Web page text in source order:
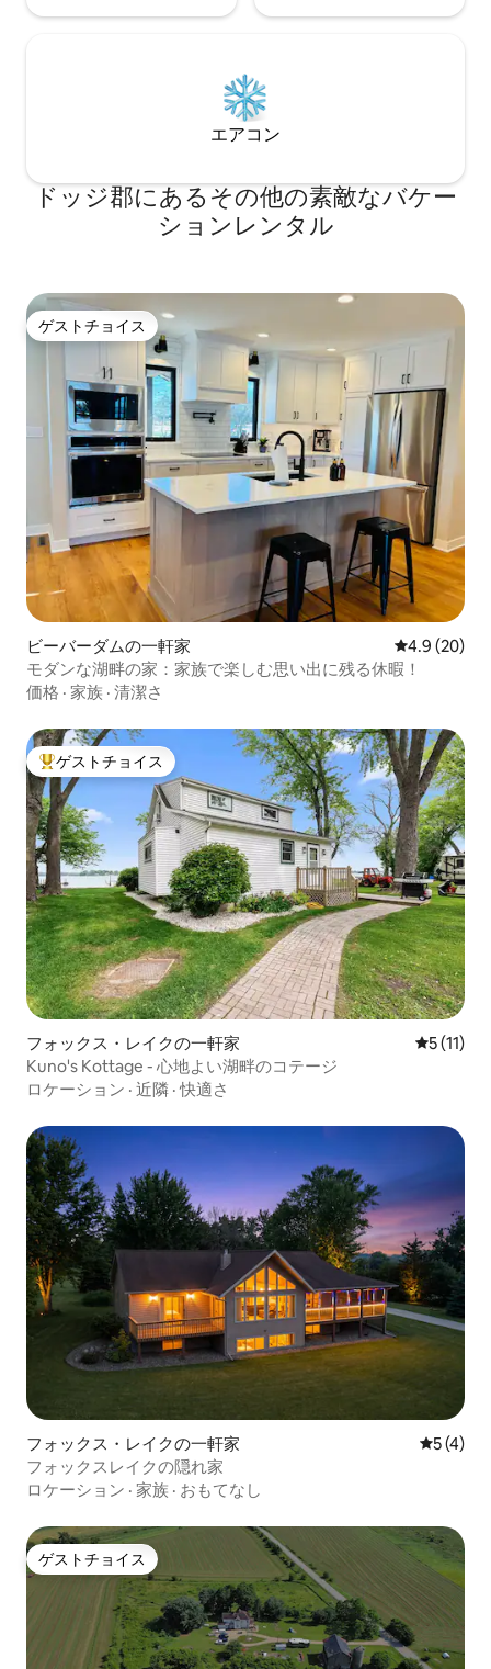
エアコン
ドッジ郡にあるその他の素敵なバケー
ションレンタル
ゲストチョイス
ゲストチョイス
ビーバーダムの一軒家 レビュー20
4.9 (20)
モダンな湖畔の家：家族で楽しむ思い出に残る休暇！
価格 · 家族 · 清潔さ
大好評のゲストチョイスです。
ゲストチョイス
フォックス・レイクの一軒家 レビュー
5 (11)
Kuno's Kottage - 心地よい湖畔のコテージ
ロケーション · 近隣 ·快適さ
フォックス・レイクの一軒家 レビュー
5 (4)
フォックスレイクの隠れ家
ロケーション · 家族 · おもてなし
ゲストチョイス
ゲストチョイス